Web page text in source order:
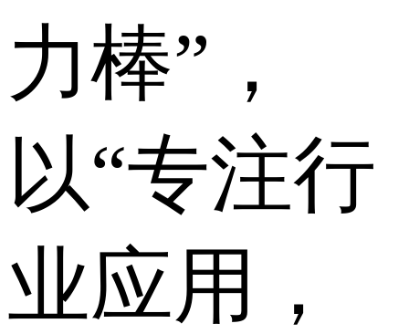
力棒”，
以“专注行
业应用，